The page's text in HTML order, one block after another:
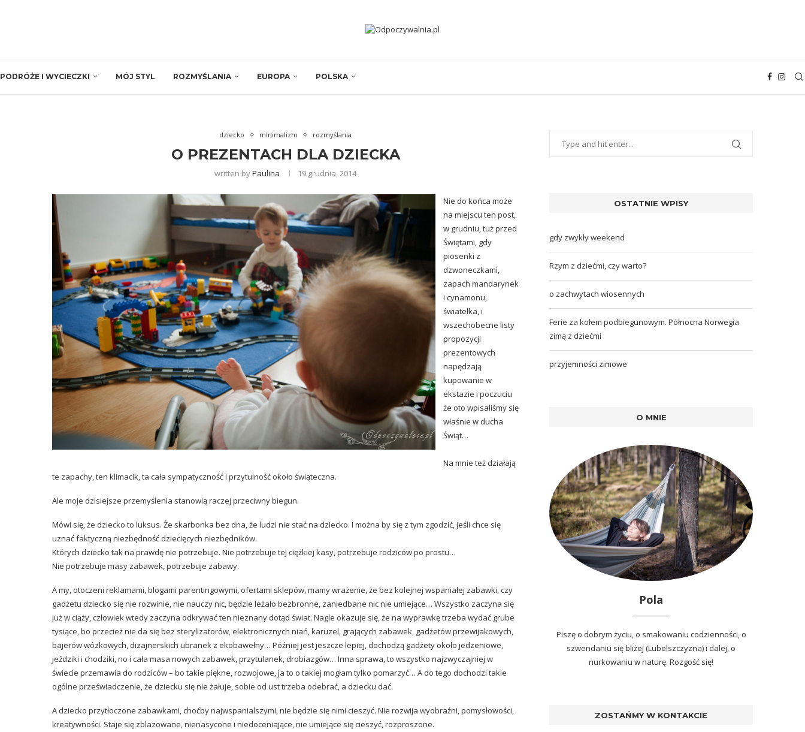
PODRÓŻE I WYCIECZKI MÓJ STYL ROZMYŚLANIA EUROPA POLSKA
dziecko minimalizm rozmyślania
O PREZENTACH DLA DZIECKA
written byPaulina 19 grudnia, 2014
Nie do końca może
na miejscu ten post,
w grudniu, tuż przed
Świętami, gdy
piosenki z
dzwoneczkami,
zapach mandarynek
i cynamonu,
światełka, i
wszechobecne listy
propozycji
prezentowych
napędzają
kupowanie w
ekstazie i poczuciu
że oto wpisaliśmy się
właśnie w ducha
Świąt…
Na mnie też działają
te zapachy, ten klimacik, ta cała sympatyczność i przytulność około świąteczna.
Ale moje dzisiejsze przemyślenia stanowią raczej przeciwny biegun.
Mówi się, że dziecko to luksus. Że skarbonka bez dna, że ludzi nie stać na dziecko. I można by się z tym zgodzić, jeśli chce się
uznać faktyczną niezbędność dziecięcych niezbędników.
Których dziecko tak na prawdę nie potrzebuje. Nie potrzebuje tej ciężkiej kasy, potrzebuje rodziców po prostu…
Nie potrzebuje masy zabawek, potrzebuje zabawy.
A my, otoczeni reklamami, blogami parentingowymi, ofertami sklepów, mamy wrażenie, że bez kolejnej wspaniałej zabawki, czy
gadżetu dziecko się nie rozwinie, nie nauczy nic, będzie leżało bezbronne, zaniedbane nic nie umiejące… Wszystko zaczyna się
już w ciąży, człowiek wtedy zaczyna odkrywać ten nieznany dotąd świat. Nagle okazuje się, że na wyprawkę trzeba wydać grube
tysiące, bo przecież nie da się bez sterylizatorów, elektronicznych niań, karuzel, grających zabawek, gadżetów przewijakowych,
bajerów wózkowych, dizajnerskich ubranek z ekobawełny… Później jest jeszcze lepiej, dochodzą gadżety około jedzeniowe,
jeździki i chodziki, no i cała masa nowych zabawek, przytulanek, drobiazgów… Inna sprawa, to wszystko najzwyczajniej w
świecie przemawia do rodziców – bo takie piękne, rozwojowe, ja to o takiej mogłam tylko pomarzyć… A do tego dochodzi takie
ogólne przeświadczenie, że dziecku się nie żałuje, sobie od ust trzeba odebrać, a dziecku dać.
A dziecko przytłoczone zabawkami, choćby najwspanialszymi, nie będzie się nimi cieszyć. Nie rozwija wyobraźni, pomysłowości,
kreatywności. Staje się zblazowane, nienasycone i niedoceniające, nie umiejące się cieszyć, rozproszone.
OSTATNIE WPISY
gdy zwykły weekend
Rzym z dziećmi, czy warto?
o zachwytach wiosennych
Ferie za kołem podbiegunowym. Północna Norwegia
zimą z dziećmi
przyjemności zimowe
O MNIE
Pola
Piszę o dobrym życiu, o smakowaniu codzienności, o
szwendaniu się bliżej (Lubelszczyzna) i dalej, o
nurkowaniu w naturę. Rozgość się!
ZOSTAŃMY W KONTAKCIE